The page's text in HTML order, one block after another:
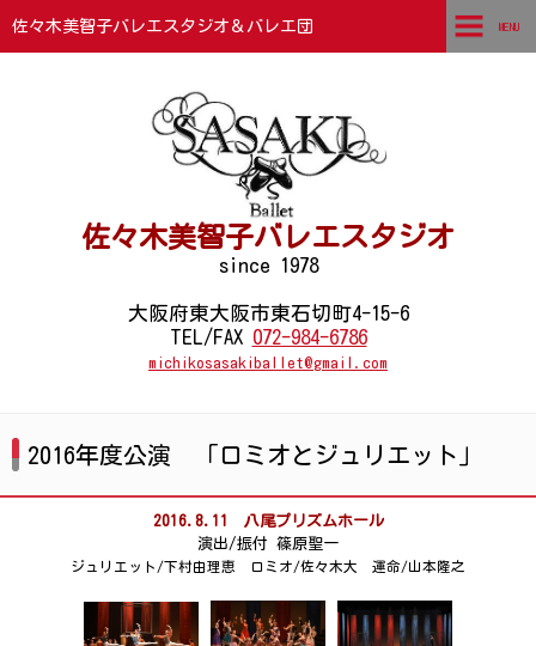
佐々木美智子バレエスタジオ＆バレエ団
佐々木美智子バレエスタジオ
since 1978
大阪府東大阪市東石切町4-15-6
TEL/FAX 072-984-6786
michikosasakiballet@gmail.com
MENU
団員紹介
石切本部スタジオ
支部スタジオ・カルチャースタジオ
チケットお申込みフォーム
フォトギャラリー
メディア掲載情報
お問い合わせ
2016年度公演 「ロミオとジュリエット」
2016.8.11 八尾プリズムホール
演出/振付 篠原聖一
ジュリエット/下村由理恵 ロミオ/佐々木大 運命/山本隆之